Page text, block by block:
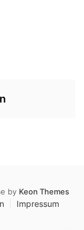
by Keon Themes
Impressum